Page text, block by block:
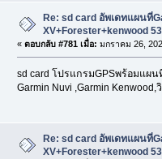
Re: sd card อัพเดทแผนที่
XV+Forester+kenwood
« ตอบกลับ #781 เมื่อ: มกราคม 26,
sd card โปรแกรมGPSพร้อมแผน
Garmin Nuvi ,Garmin
Re: sd card อัพเดทแผนที่
XV+Forester+kenwood